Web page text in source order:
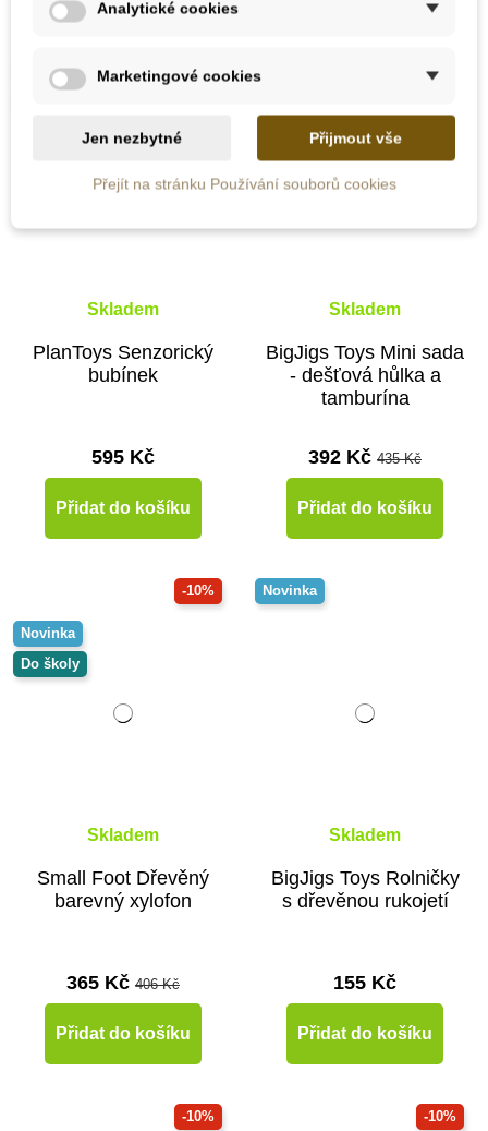
Skladem
PlanToys Senzorický
bubínek
595 Kč
Přidat do košíku
Do školy
Skladem
BigJigs Toys Mini sada
- dešťová hůlka a
tamburína
392 Kč 435 Kč
Přidat do košíku
-10%
Novinka
Do školy
Skladem
Small Foot Dřevěný
barevný xylofon
365 Kč 406 Kč
Přidat do košíku
Novinka
Skladem
BigJigs Toys Rolničky
s dřevěnou rukojetí
155 Kč
Přidat do košíku
-10% -10%
Analytické cookies
Marketingové cookies
Jen nezbytné Přijmout vše
Přejít na stránku Používání souborů cookies